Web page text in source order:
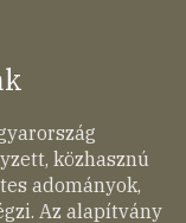
közhasznú
adományok,
Az alapítvány